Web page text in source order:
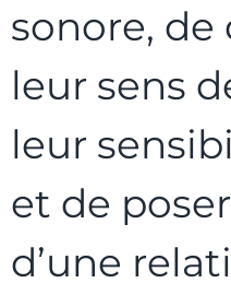
sonore,
leur sens
leur
et de
d’une